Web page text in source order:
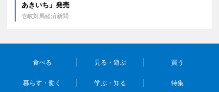
あきいち」発売
壱岐対馬経済新聞
食べる 見る・遊ぶ 買う
暮らす・働く 学ぶ・知る 特集